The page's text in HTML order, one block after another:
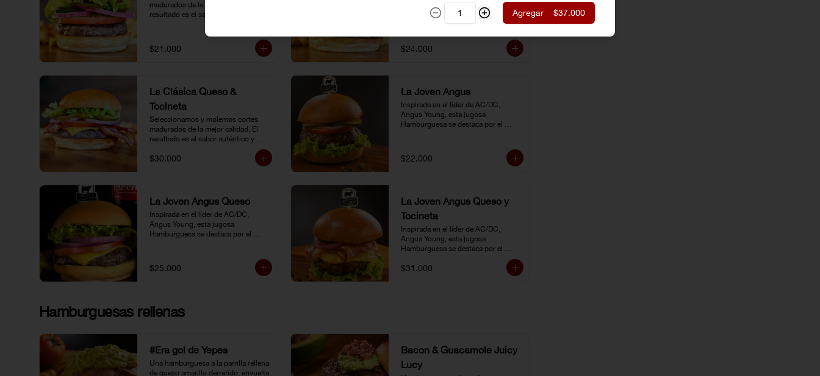
madurados de la mejor calidad, El
resultado es el sabor auténtico y
las cuales preparamos a la parrilla al
término que usted elija. Armela como
quiera.
$21.000
madurados de la mejor calidad, El
resultado es el sabor auténtico y
casero de nuestras hamburguesas,
las cuales preparamos a la parrilla al
término que usted elija. Armela como
quiera.
$24.000
La Clásica Queso &
Tocineta
Seleccionamos y molemos cortes
madurados de la mejor calidad, El
resultado es el sabor auténtico y
casero de nuestras hamburguesas,
las cuales preparamos a la parrilla al
término que usted elija. Armela como
$30.000
La Joven Angus
Inspirada en el líder de AC/DC,
Angus Young, esta jugosa
Hamburguesa se destaca por el
$22.000
La Joven Angus Queso
Inspirada en el líder de AC/DC,
Angus Young, esta jugosa
Hamburguesa se destaca por el
$25.000
La Joven Angus Queso y
Tocineta
Inspirada en el líder de AC/DC,
Angus Young, esta jugosa
Hamburguesa se destaca por el
Certified Angus Beef®.
$31.000
Hamburguesas rellenas
#Era gol de Yepes
Una hamburguesa a la parrilla rellena
de queso amarillo derretido, envuelta
Bacon & Guacamole Juicy
Lucy
Agregar $37.000